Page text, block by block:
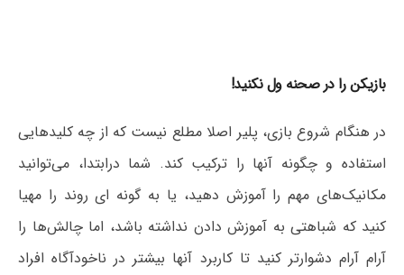
بازیکن را در صحنه ول نکنید!
در هنگام شروع بازی، پلیر اصلا مطلع نیست که از چه کلیدهایی
استفاده و چگونه آنها را ترکیب کند. شما درابتدا، می‌توانید
مکانیک‌های مهم را آموزش دهید، یا به گونه ای روند را مهیا
کنید که شباهتی به آموزش دادن نداشته باشد، اما چالش‌ها را
آرام آرام دشوارتر کنید تا کاربرد آنها بیشتر در ناخودآگاه افراد